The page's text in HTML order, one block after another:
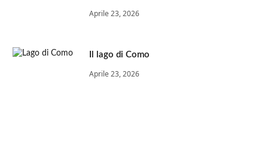
Aprile 23, 2026
Il lago di Como
Aprile 23, 2026